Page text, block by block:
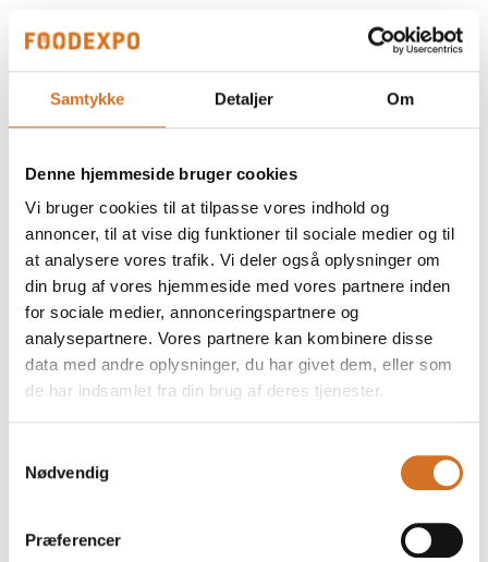
Samtykke Detaljer Om
Denne hjemmeside bruger cookies
Vi bruger cookies til at tilpasse vores indhold og
annoncer, til at vise dig funktioner til sociale medier og til
at analysere vores trafik. Vi deler også oplysninger om
din brug af vores hjemmeside med vores partnere inden
for sociale medier, annonceringspartnere og
analysepartnere. Vores partnere kan kombinere disse
data med andre oplysninger, du har givet dem, eller som
de har indsamlet fra din brug af deres tjenester.
Nødvendig
Præferencer